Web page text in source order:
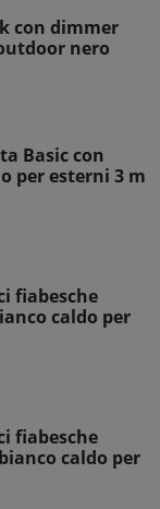
con dimmer
nero
Basic con
per esterni 3 m
fiabesche
caldo per
fiabesche
caldo per